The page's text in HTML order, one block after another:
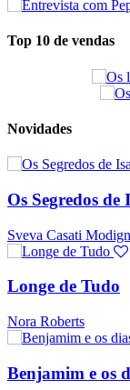
Top 10 de vendas
Novidades
Os Segredos de
Sveva Casati
Longe de Tudo
Nora Roberts
Benjamim e os